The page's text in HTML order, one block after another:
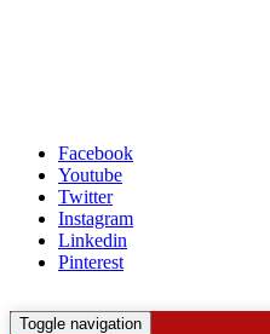
Facebook
Youtube
Twitter
Instagram
Linkedin
Pinterest
Toggle navigation